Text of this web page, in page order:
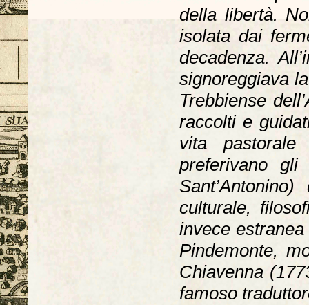
della libertà.
isolata dai
decadenza.
signoreggiava
Trebbiense
raccolti e
vita
preferivano
culturale,
invece
Pindemonte,
Chiavenna
famoso